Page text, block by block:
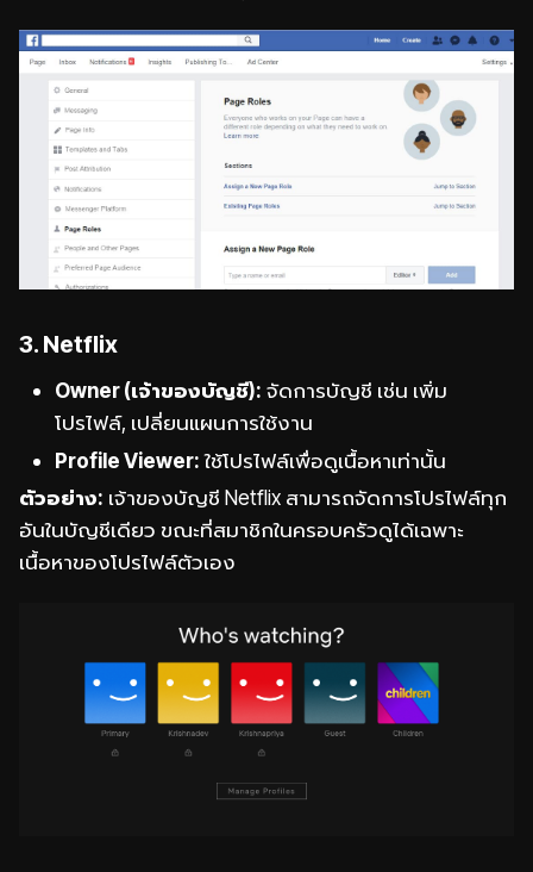
3. Netflix
Owner (เจ้าของบัญชี): จัดการบัญชี เช่น เพิ่ม
โปรไฟล์, เปลี่ยนแผนการใช้งาน
Profile Viewer:ใช้โปรไฟล์เพื่อดูเนื้อหาเท่านั้น
ตัวอย่าง: เจ้าของบัญชี Netflix สามารถจัดการโปรไฟล์ทุก
อันในบัญชีเดียว ขณะที่สมาชิกในครอบครัวดูได้เฉพาะ
เนื้อหาของโปรไฟล์ตัวเอง